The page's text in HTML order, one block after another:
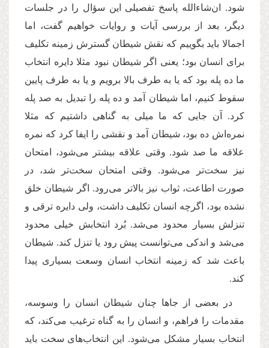
شود. ان‌شاءالله پاسخ تفصیلی این سؤال را در جلسات
دیگر، بعد از بررسی آیات و روایات خواهیم گفت، اما
اجمالا باید بگوییم که نقش شیطان گسترش زمینه تکلیف
برای انسان بود؛ یعنی اگر شیطان نبود مثلا دایره انتخاب
ما ده پله بود که یا به طرف بالا برویم و یا به طرف پایین
سقوط کنیم، اما شیطان آمد و ده پله را تبدیل به صد پله
کرد. آن جایی که ما میلی به گناهی داشتیم که مثلا
نمره‌اش ده بود، شیطان آمد و نقشی را ایفا کرد که نمره
علاقه ما صد شود. وقتی علاقه بیشتر می‌شود، امتحان
نیز سخت‌تر می‌شود. وقتی امتحان سخت‌تر شد، در
صورت اطاعت، ثواب نیز بالاتر می‌رود. اگر شیطان خلق
نشده بود، اگرچه انسان تکلیف داشت، ولی دایره ترقی و
تنزلش بسیار محدود می‌شد. بُرد انتخابش خیلی محدود
می‌شد و اندکی می‌توانست پیش رود یا تنزل کند. شیطان
باعث شد که زمینه انتخاب انسان وسعت بسیاری پیدا
کند.
در بعضی از جاها چنان شیطان انسان را وسوسه،
مقدمات را فراهم، و انسان را به گناه ترغیب می‌کند، که
انتخاب بسیار مشکل می‌شود. این انتخاب‌های سخت باید